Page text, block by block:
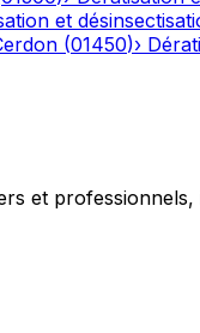
et
(01450)›
et